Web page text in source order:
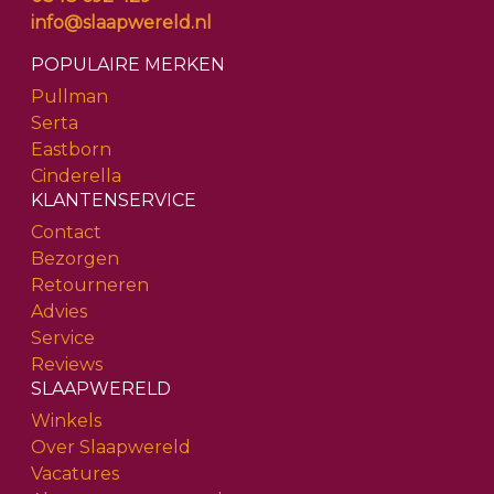
info@slaapwereld.nl
POPULAIRE MERKEN
Pullman
Serta
Eastborn
Cinderella
KLANTENSERVICE
Contact
Bezorgen
Retourneren
Advies
Service
Reviews
SLAAPWERELD
Winkels
Over Slaapwereld
Vacatures